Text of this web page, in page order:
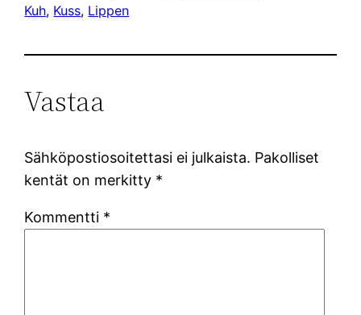
Kuh, Kuss, Lippen
Vastaa
Sähköpostiosoitettasi ei julkaista. Pakolliset
kentät on merkitty *
Kommentti *